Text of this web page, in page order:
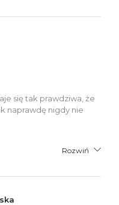
się tak prawdziwa, że
naprawdę nigdy nie
Rozwiń